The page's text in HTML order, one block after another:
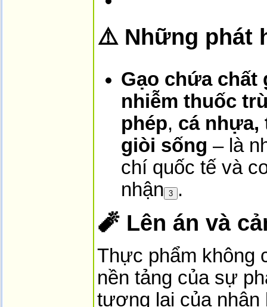
⚠️ Những phát
Gạo chứa chất
nhiễm thuốc
phép, cá nhựa,
giòi sống – là
chí quốc tế và
nhận 3 .
🧨 Lên án và
Thực phẩm không
nền tảng của sự
tương lai của nhân